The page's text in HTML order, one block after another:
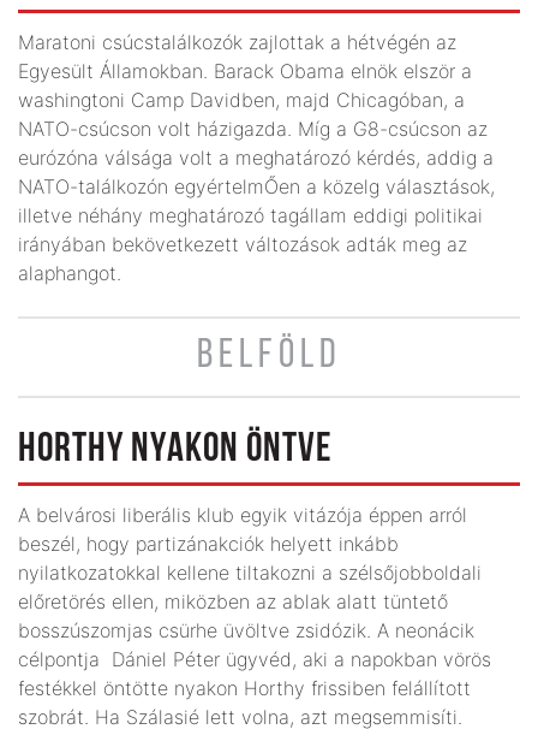
Maratoni csúcstalálkozók zajlottak a hétvégén az
Egyesült Államokban. Barack Obama elnök elször a
washingtoni Camp Davidben, majd Chicagóban, a
NATO-csúcson volt házigazda. Míg a G8-csúcson az
eurózóna válsága volt a meghatározó kérdés, addig a
NATO-találkozón egyértelmŐen a közelg választások,
illetve néhány meghatározó tagállam eddigi politikai
irányában bekövetkezett változások adták meg az
alaphangot.
BELFÖLD
HORTHY NYAKON ÖNTVE
A belvárosi liberális klub egyik vitázója éppen arról
beszél, hogy partizánakciók helyett inkább
nyilatkozatokkal kellene tiltakozni a szélsőjobboldali
előretörés ellen, miközben az ablak alatt tüntető
bosszúszomjas csürhe üvöltve zsidózik. A neonácik
célpontja Dániel Péter ügyvéd, aki a napokban vörös
festékkel öntötte nyakon Horthy frissiben felállított
szobrát. Ha Szálasié lett volna, azt megsemmisíti.